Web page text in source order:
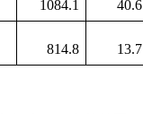
1084.1 40.6
814.8 13.7